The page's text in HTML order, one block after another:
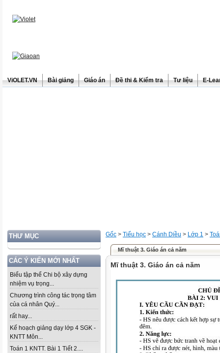
ViOLET.VN Bài giảng Giáo án Đề thi & Kiểm tra Tư liệu E-
THƯ MỤC
CÁC Ý KIẾN MỚI NHẤT
Biểu tập thể Chi bộ xây dựng
nhiệm vụ trọng...
Chương trình công tác trọng tâm
của cá nhân Quý...
rất hay...
Kế hoạch giảng dạy lớp 4 SGK -
KNTT Môn...
Toán 1 KNTT. Bài 1 Tiết 2....
Gốc > Tiểu học > Cánh Diều > Lớp 1 >
Mĩ thuật 3. Giáo án cả năm
Mĩ thuật 3. Giáo án cả năm